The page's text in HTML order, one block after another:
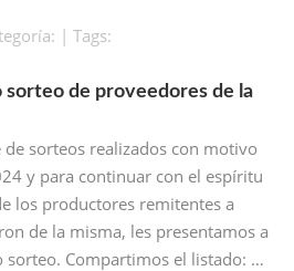
| Tags:
sorteo de proveedores de la
sorteos realizados con motivo
y para continuar con el espíritu
los productores remitentes a
de la misma, les presentamos a
sorteo. Compartimos el listado: …